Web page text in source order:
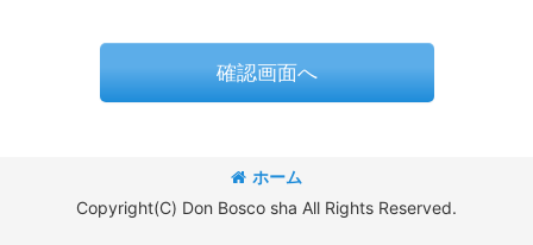
確認画面へ
ホーム
Copyright(C) Don Bosco sha All Rights Reserved.